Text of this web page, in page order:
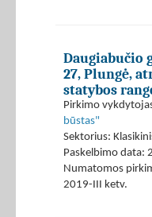
Daugiabučio
27, Plungė,
statybos
Pirkimo
būstas"
Sektorius:
Paskelbimo data:
Numatomos
2019-III ketv.